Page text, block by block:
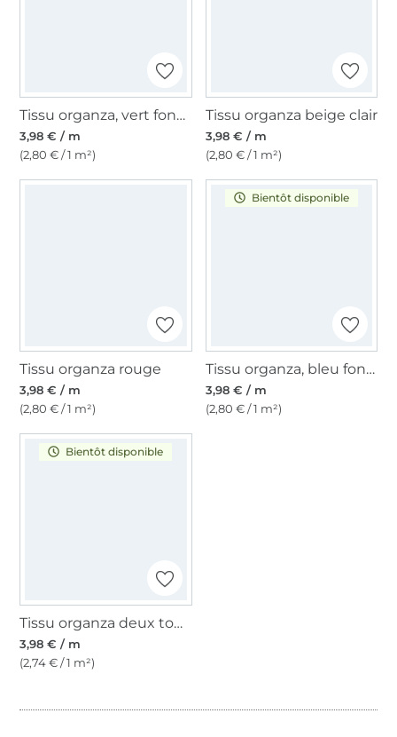
Tissu organza, vert foncé
3,98 € / m
(2,80 € / 1 m²)
Tissu organza beige clair
3,98 € / m
(2,80 € / 1 m²)
Tissu organza rouge
3,98 € / m
(2,80 € / 1 m²)
Bientôt disponible
Tissu organza, bleu foncé
3,98 € / m
(2,80 € / 1 m²)
Bientôt disponible
Tissu organza deux tons, pourpre-bleu
3,98 € / m
(2,74 € / 1 m²)